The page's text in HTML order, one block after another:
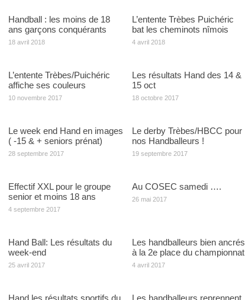
Handball : les moins de 18
ans garçons conquérants
18 avril 2018
L’entente Trèbes Puichéric
bat les cheminots nîmois
4 avril 2018
L’entente Trèbes/Puichéric
affiche ses couleurs
10 novembre 2017
Les résultats Hand des 14 &
15 oct
18 octobre 2017
Le week end Hand en images
( -15 & + seniors prénat)
28 septembre 2017
Le derby Trèbes/HBCC pour
nos Handballeurs !
19 septembre 2017
Effectif XXL pour le groupe
senior et moins 18 ans
4 septembre 2017
Au COSEC samedi ….
26 mai 2017
Hand Ball: Les résultats du
week-end
25 avril 2017
Les handballeurs bien ancrés
à la 2e place du championnat
4 avril 2017
Hand les résultats sportifs du Les handballeurs reprennent